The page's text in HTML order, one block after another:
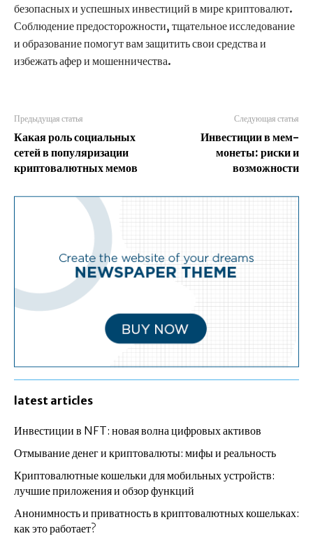
безопасных и успешных инвестиций в мире криптовалют.
Соблюдение предосторожности, тщательное исследование
и образование помогут вам защитить свои средства и
избежать афер и мошенничества.
Предыдущая статья
Какая роль социальных
сетей в популяризации
криптовалютных мемов
Следующая статья
Инвестиции в мем-
монеты: риски и
возможности
latest articles
Инвестиции в NFT: новая волна цифровых активов
Отмывание денег и криптовалюты: мифы и реальность
Криптовалютные кошельки для мобильных устройств:
лучшие приложения и обзор функций
Анонимность и приватность в криптовалютных кошельках:
как это работает?